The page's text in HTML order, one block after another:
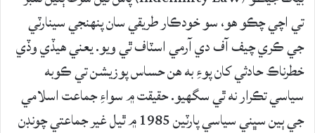
تي اچي چڪو هو، سو خودڪار طريقي سان پنهنجي سينارٽي
جي ڪري چيف آف دي آرمي اسٽاف ٿي ويو. يعني هيڏي وڏي
خطرناڪ حادثي کان پوءِ به هن حساس پوزيشن تي ڪوبه
سياسي تڪرار نه ٿي سگهيو. حقيقت ۾ سواءِ جماعت اسلامي
جي ٻين سڀني سياسي پارٽين 1985 ۾ ٿيل غير جماعتي چونڊن